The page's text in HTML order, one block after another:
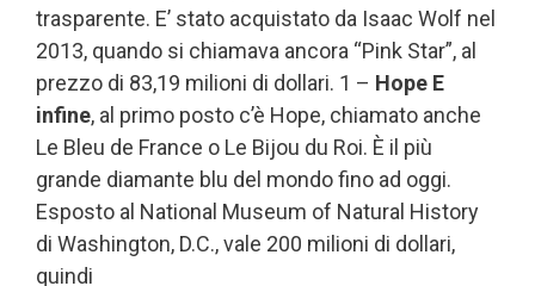
trasparente. E’ stato acquistato da Isaac Wolf nel
2013, quando si chiamava ancora “Pink Star”, al
prezzo di 83,19 milioni di dollari. 1 – Hope E
infine, al primo posto c’è Hope, chiamato anche
Le Bleu de France o Le Bijou du Roi. È il più
grande diamante blu del mondo fino ad oggi.
Esposto al National Museum of Natural History
di Washington, D.C., vale 200 milioni di dollari,
quindi